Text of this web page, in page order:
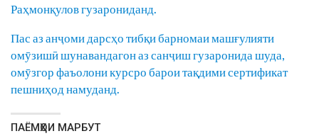
Раҳмонқулов гузарониданд.
Пас аз анҷоми дарсҳо тибқи барномаи машғулияти
омӯзишӣ шунавандагон аз санҷиш гузаронида шуда,
омӯзгор фаъолони курсро барои тақдими сертификат
пешниҳод намуданд.
ПАЁМҲОИ МАРБУТ